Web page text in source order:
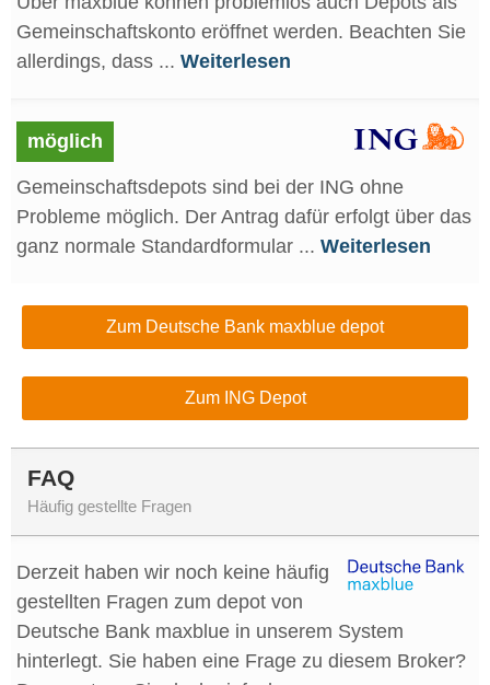
Gemeinschaftskonto eröffnet werden. Beachten Sie
allerdings, dass ... Weiterlesen
möglich
Gemeinschaftsdepots sind bei der ING ohne
Probleme möglich. Der Antrag dafür erfolgt über das
ganz normale Standardformular ... Weiterlesen
Zum Deutsche Bank maxblue depot
Zum ING Depot
FAQ
Häufig gestellte Fragen
Derzeit haben wir noch keine häufig
gestellten Fragen zum depot von
Deutsche Bank maxblue in unserem System
hinterlegt. Sie haben eine Frage zu diesem Broker?